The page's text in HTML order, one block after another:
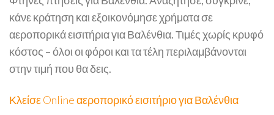
κάνε κράτηση και εξοικονόμησε χρήματα σε
αεροπορικά εισιτήρια για Βαλένθια. Τιμές χωρίς κρυφό
κόστος – όλοι οι φόροι και τα τέλη περιλαμβάνονται
στην τιμή που θα δεις.
Κλείσε Online αεροπορικό εισιτήριο για Βαλένθια